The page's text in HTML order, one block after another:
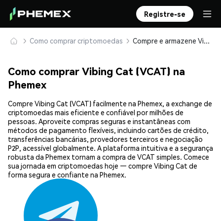
Registre-se
Como comprar criptomoedas Compre e armazene Vibing Cat (VCAT) com segurança
Como comprar Vibing Cat (VCAT) na
Phemex
Compre Vibing Cat (VCAT) facilmente na Phemex, a exchange de
criptomoedas mais eficiente e confiável por milhões de
pessoas. Aproveite compras seguras e instantâneas com
métodos de pagamento flexíveis, incluindo cartões de crédito,
transferências bancárias, provedores terceiros e negociação
P2P, acessível globalmente. A plataforma intuitiva e a segurança
robusta da Phemex tornam a compra de VCAT simples. Comece
sua jornada em criptomoedas hoje — compre Vibing Cat de
forma segura e confiante na Phemex.